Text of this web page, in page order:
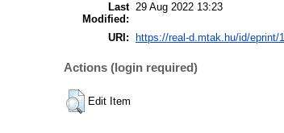
Last
Modified:
29 Aug 2022 13:23
URI: https://real-d.mtak.hu/id/eprint/
Actions (login required)
Edit Item